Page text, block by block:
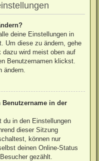
deine Einstellungen in
Um diese zu ändern, gehe
dazu wird meist oben auf
Benutzernamen klickst.
ändern.
in der
du in den Einstellungen
dieser Sitzung
können nur
deinen Online-Status
gezählt.